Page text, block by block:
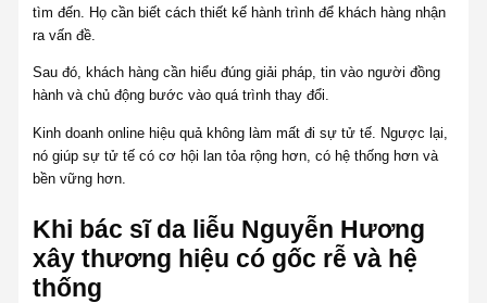
tìm đến. Họ cần biết cách thiết kế hành trình để khách hàng nhận
ra vấn đề.
Sau đó, khách hàng cần hiểu đúng giải pháp, tin vào người đồng
hành và chủ động bước vào quá trình thay đổi.
Kinh doanh online hiệu quả không làm mất đi sự tử tế. Ngược lại,
nó giúp sự tử tế có cơ hội lan tỏa rộng hơn, có hệ thống hơn và
bền vững hơn.
Khi bác sĩ da liễu Nguyễn Hương
xây thương hiệu có gốc rễ và hệ
thống